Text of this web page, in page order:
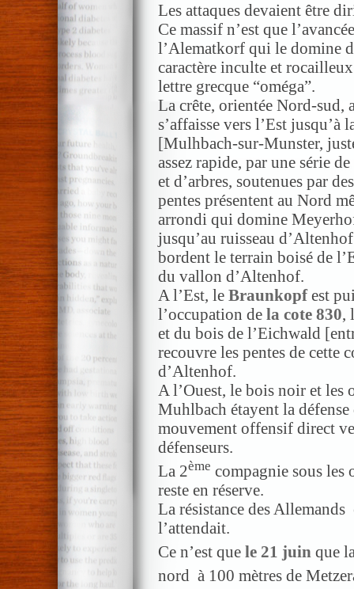
Les attaques devaient être
Ce massif n’est que
l’Alematkorf qui le domine
caractère inculte et
lettre grecque “oméga”.
La crête, orientée Nord-sud,
s’affaisse vers l’Est jusqu’à
[Mulhbach-sur-Munster,
assez rapide, par une série
et d’arbres, soutenues par
pentes présentent au Nord
arrondi qui domine
jusqu’au ruisseau
bordent le terrain boisé de
du vallon d’Altenhof.
A l’Est, le Braunkopfest
l’occupation de la cote 830,
et du bois de l’Eichwald
recouvre les pentes de cette
d’Altenhof.
A l’Ouest, le bois noir et les
Muhlbach étayent la
mouvement offensif direct
défenseurs.
La 2ème compagnie sous les
reste en réserve.
La résistance des Allemands
l’attendait.
Ce n’est que le 21 juin que
nord à 100 mètres de